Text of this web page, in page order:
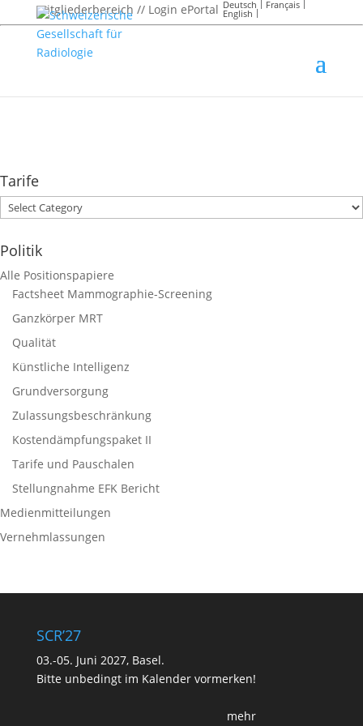
Mitgliederbereich // Login ePortal Deutsch Français
English
Tarife
Tarife
Politik
Alle Positionspapiere
Factsheet Mammographie-Screening
Ganzkörper MRT
Qualität
Künstliche Intelligenz
Grundversorgung
Zulassungsbeschränkung
Kostendämpfungspaket II
Tarife und Pauschalen
Stellungnahme EFK Bericht
Medienmitteilungen
Vernehmlassungen
SCR’27
03.-05. Juni 2027, Basel.
Bitte unbedingt im Kalender vormerken!
mehr